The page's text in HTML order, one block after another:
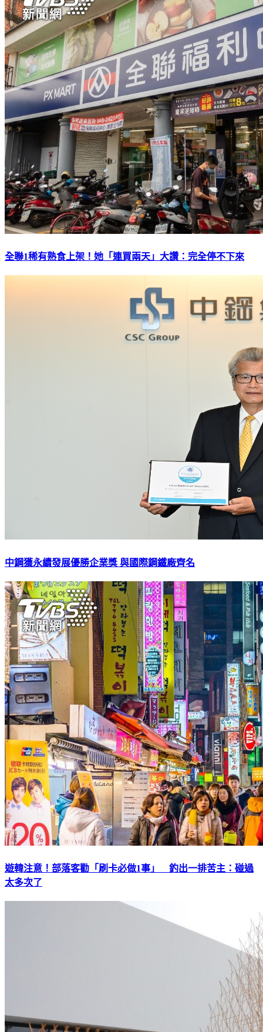
全聯1稀有熟食上架！她「連買兩天」大讚：完全停不下來
中鋼獲永續發展優勝企業獎 與國際鋼鐵廠齊名
遊韓注意！部落客勸「刷卡必做1事」 釣出一排苦主：碰過
太多次了